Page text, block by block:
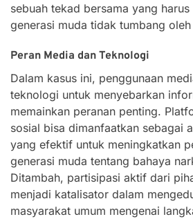
sebuah tekad bersama yang
generasi muda tidak tumbang
Peran Media dan Teknologi
Dalam kasus ini, penggunaan
teknologi untuk menyebarkan
memainkan peranan penting.
sosial bisa dimanfaatkan sebagai
yang efektif untuk meningkatkan
generasi muda tentang bahaya
Ditambah, partisipasi aktif dari
menjadi katalisator dalam
masyarakat umum mengenai